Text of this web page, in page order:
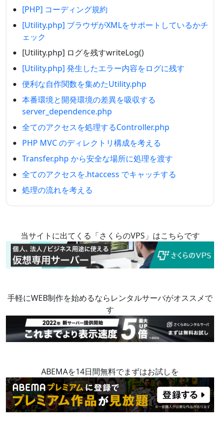
[PHP] コーディング規約
[Utility.php] ブラウザがXMLをサポートしているかチ
ェック
[Utility.php] ログを残すwriteLog()
[Utility.php] 発生したエラー内容をログに残す
便利な自作関数を集めたUtility.php
本番環境と開発環境の差異を吸収する
server_dependence.php
全てのアクセスを処理するController.php
PHP MVC のディレクトリ構成を考える
Transfer.php から安全な場所に処理を渡す
全てのアクセスを.htaccess でキャッチする
処理の流れを考える
当サイトに出てくる「さくらのVPS」はこちらです
手軽にWEB制作を始めるならレンタルサーバがオススメで
す
ABEMAを14日間無料でまずはお試しを